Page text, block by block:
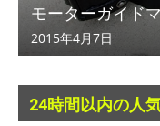
モーターガイド
2015年4月7日
24時間以内の人